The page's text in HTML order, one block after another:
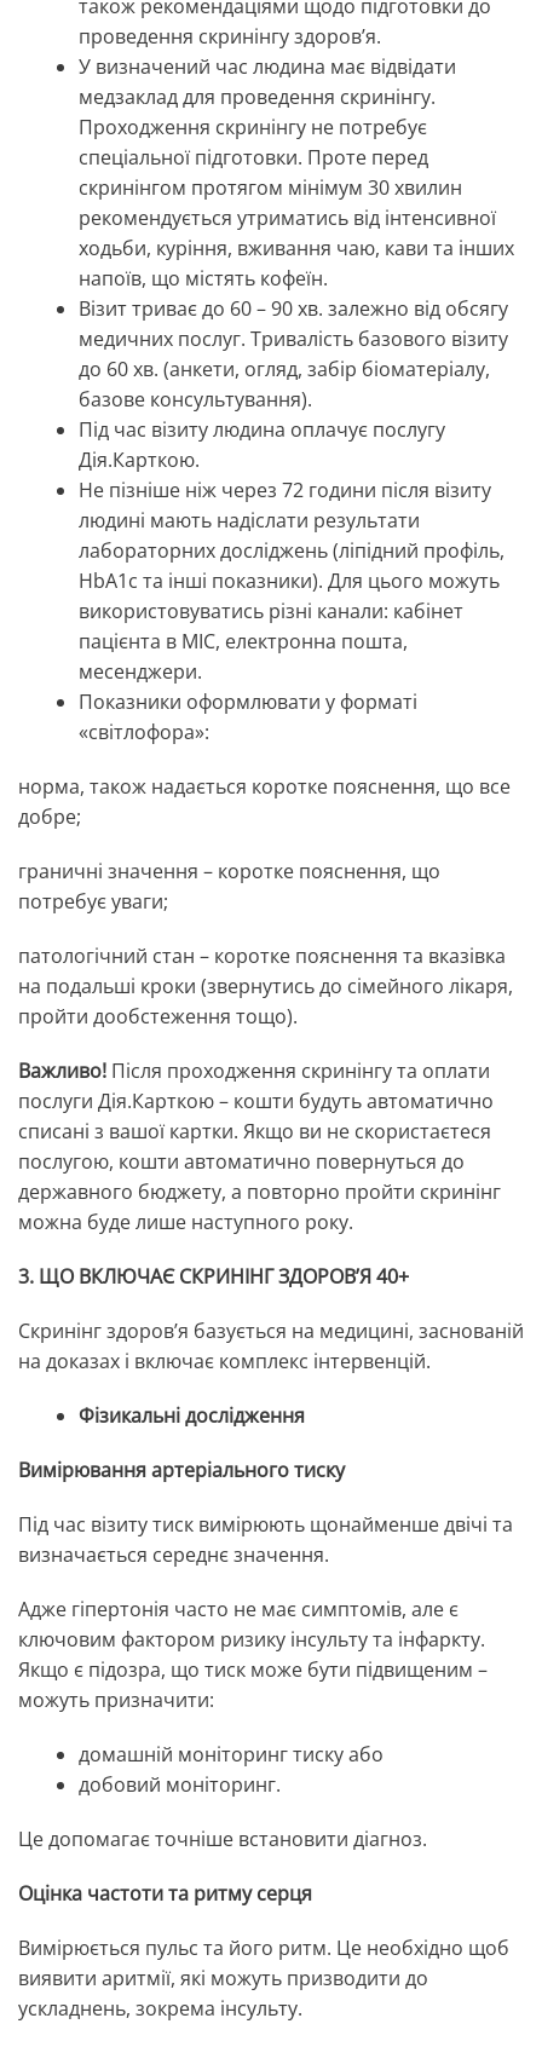
також рекомендаціями щодо підготовки до
проведення скринінгу здоров’я.
У визначений час людина має відвідати
медзаклад для проведення скринінгу.
Проходження скринінгу не потребує
спеціальної підготовки. Проте перед
скринінгом протягом мінімум 30 хвилин
рекомендується утриматись від інтенсивної
ходьби, куріння, вживання чаю, кави та інших
напоїв, що містять кофеїн.
Візит триває до 60 – 90 хв. залежно від обсягу
медичних послуг. Тривалість базового візиту
до 60 хв. (анкети, огляд, забір біоматеріалу,
базове консультування).
Під час візиту людина оплачує послугу
Дія.Карткою.
Не пізніше ніж через 72 години після візиту
людині мають надіслати результати
лабораторних досліджень (ліпідний профіль,
HbA1c та інші показники). Для цього можуть
використовуватись різні канали: кабінет
пацієнта в МІС, електронна пошта,
месенджери.
Показники оформлювати у форматі
«світлофора»:
норма, також надається коротке пояснення, що все
добре;
граничні значення – коротке пояснення, що
потребує уваги;
патологічний стан – коротке пояснення та вказівка
на подальші кроки (звернутись до сімейного лікаря,
пройти дообстеження тощо).
Важливо! Після проходження скринінгу та оплати
послуги Дія.Карткою – кошти будуть автоматично
списані з вашої картки. Якщо ви не скористаєтеся
послугою, кошти автоматично повернуться до
державного бюджету, а повторно пройти скринінг
можна буде лише наступного року.
3. ЩО ВКЛЮЧАЄ СКРИНІНГ ЗДОРОВʼЯ 40+
Скринінг здоровʼя базується на медицині, заснованій
на доказах і включає комплекс інтервенцій.
Фізикальні дослідження
Вимірювання артеріального тиску
Під час візиту тиск вимірюють щонайменше двічі та
визначається середнє значення.
Адже гіпертонія часто не має симптомів, але є
ключовим фактором ризику інсульту та інфаркту.
Якщо є підозра, що тиск може бути підвищеним –
можуть призначити:
домашній моніторинг тиску або
добовий моніторинг.
Це допомагає точніше встановити діагноз.
Оцінка частоти та ритму серця
Вимірюється пульс та його ритм. Це необхідно щоб
виявити аритмії, які можуть призводити до
ускладнень, зокрема інсульту.